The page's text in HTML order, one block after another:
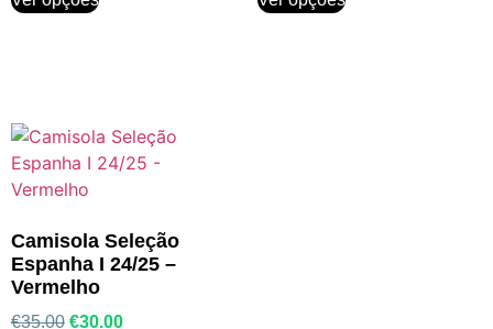
Camisola Seleção
Espanha I 24/25 –
Vermelho
€35.00 €30.00